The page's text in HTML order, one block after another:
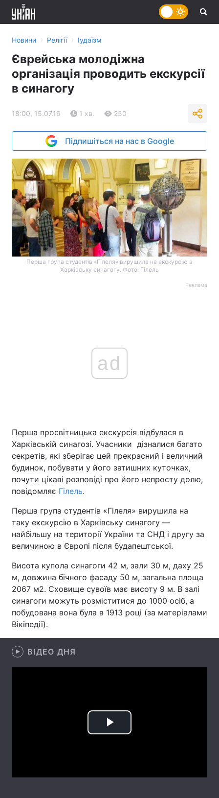
Головна Війна
Економіка Світ
Спорт Наука
Техно і зв'язок Лайт
Зброя Інциденти
Здоров'я Туризм
Цікавинки
Екологія
Новини › Релігії › Іудаїзм
Єврейська молодіжна
організація проводить екскурсії
в синагогу
18:00, 15.07.16 1 хв. 250
Підпишіться на нас в Google
Перша група студентів «Гілеля» вирушила на екскурсію в
Харківську синагогу. Фото: Гілель
Реклама
ad
Перша просвітницька екскурсія відбулася в
Харківській синагозі. Учасники дізналися багато
секретів, які зберігає цей прекрасний і величний
будинок, побувати у його затишних куточках,
почути цікаві розповіді про його непросту долю,
повідомляє Гілель.
Перша група студентів «Гілеля» вирушила на
таку екскурсію в Харківську синагогу —
найбільшу на території України та СНД і другу за
величиною в Європі після будапештської.
Висота купола синагоги 42 м, зали 30 м, даху 25
м, довжина бічного фасаду 50 м, загальна площа
2067 м2. Сховище сувоїв має висоту 9 м. В залі
синагоги можуть розміститися до 1000 осіб, а
побудована вона була в 1913 році (за матеріалами
Вікіпедії).
ВІДЕО ДНЯ
Play